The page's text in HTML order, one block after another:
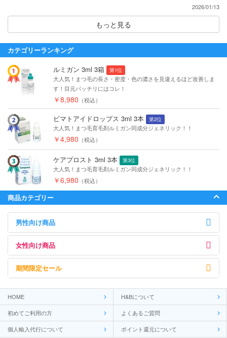
2026/01/13
もっと見る
カテゴリーランキング
ルミガン 3ml 3箱
第1位
大人気！まつ毛の長さ・密度・色の濃さを見違えるほど改善しま
す！目元パッチリにはコレ！
￥8,980 （税込）
ビマトアイドロップス 3ml 3本 第2位
大人気！まつ毛育毛剤ルミガン同成分ジェネリック！！
￥4,980 （税込）
ケアプロスト 3ml 3本 第3位
大人気！まつ毛育毛剤ルミガン同成分ジェネリック！！
￥6,980 （税込）
商品カテゴリー
男性向け商品
女性向け商品
期間限定セール
HOME
H&Bについて
初めてご利用の方
よくあるご質問
個人輸入代行について
ポイント還元について